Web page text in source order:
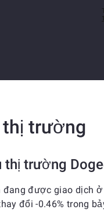
trường
thị trường
đang được giao dịch
đổi -0.46% trong